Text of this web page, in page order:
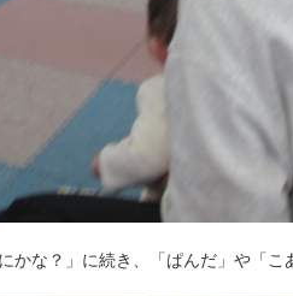
な？」に続き、「ぱんだ」や「こ